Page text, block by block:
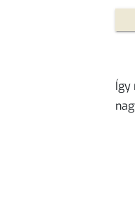
Így